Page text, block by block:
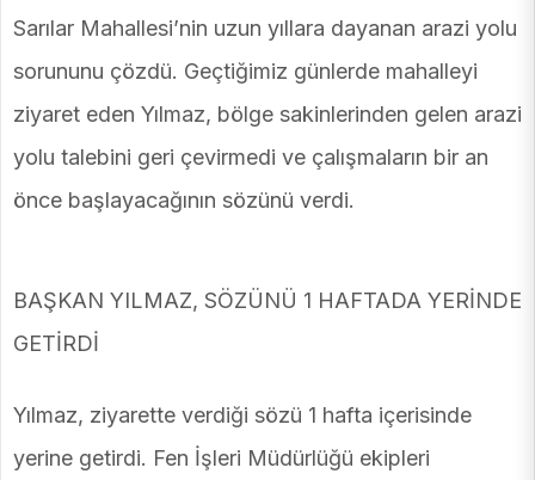
Sarılar Mahallesi’nin uzun yıllara dayanan arazi yolu
sorununu çözdü. Geçtiğimiz günlerde mahalleyi
ziyaret eden Yılmaz, bölge sakinlerinden gelen arazi
yolu talebini geri çevirmedi ve çalışmaların bir an
önce başlayacağının sözünü verdi.
BAŞKAN YILMAZ, SÖZÜNÜ 1 HAFTADA YERİNDE
GETİRDİ
Yılmaz, ziyarette verdiği sözü 1 hafta içerisinde
yerine getirdi. Fen İşleri Müdürlüğü ekipleri